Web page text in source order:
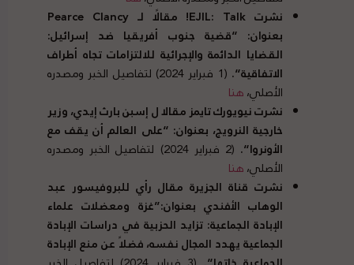
نشرت EJIL: Talk! مقالًا لـ Pearce Clancy
بعنوان: “قضية جنوب أفريقيا ضد إسرائيل:
القضايا الدائمة والإجرائية للالتزامات تجاه أطراف
الاتفاقية“.
(1 فبراير 2024) لتفاصيل الخبر ومصدره
الأصلي،هنا
نشرت نيويورك تايمز مقالا ل إسبن بارث إيدي، وزير
خارجية النرويج، بعنوان: “على العالم أن يقف مع
الأونروا“.
(2 فبراير 2024) لتفاصيل الخبر ومصدره
الأصلي،هنا
نشرت قناة الجزيرة مقال رأي للبروفيسور عبد
الوهاب الأفندي بعنوان:”غزة ومعضلات علماء
الإبادة الجماعية: تزايد الحزبية في دراسات الإبادة
الجماعية يهدد المجال نفسه، فضلاً عن منع الإبادة